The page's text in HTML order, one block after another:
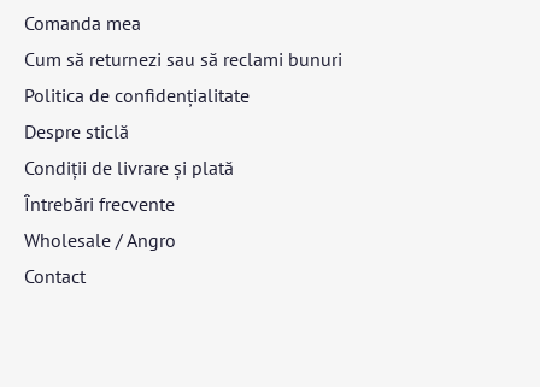
Comanda mea
Cum să returnezi sau să reclami bunuri
Politica de confidențialitate
Despre sticlă
Condiții de livrare și plată
Întrebări frecvente
Wholesale / Angro
Contact